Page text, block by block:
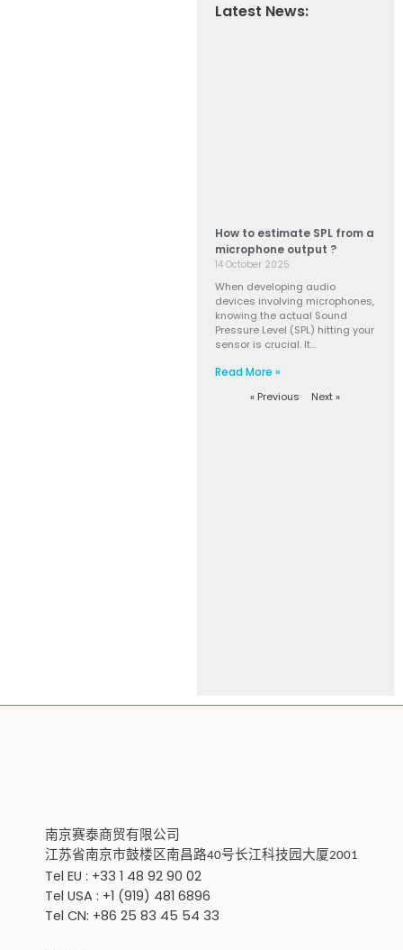
Latest News:
How to estimate SPL from a
microphone output ?
14 October 2025
When developing audio
devices involving microphones,
knowing the actual Sound
Pressure Level (SPL) hitting your
sensor is crucial. It…
Read More »
« Previous Next »
南京赛泰商贸有限公司
江苏省南京市鼓楼区南昌路40号长江科技园大厦2001
Tel EU : +33 1 48 92 90 02
Tel USA : +1 (919) 481 6896
Tel CN: +86 25 83 45 54 33